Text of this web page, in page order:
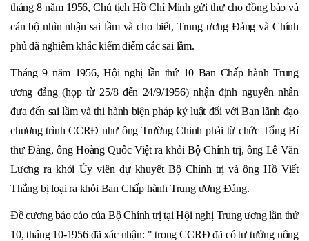
tháng 8 năm 1956, Chủ tịch Hồ Chí Minh gửi thư cho đồng bào và
cán bộ nhìn nhận sai lầm và cho biết, Trung ương Đảng và Chính
phủ đã nghiêm khắc kiểm điểm các sai lầm.
Tháng 9 năm 1956, Hội nghị lần thứ 10 Ban Chấp hành Trung
ương đảng (họp từ 25/8 đến 24/9/1956) nhận định nguyên nhân
đưa đến sai lầm và thi hành biện pháp kỷ luật đối với Ban lãnh đạo
chương trình CCRĐ như ông Trường Chinh phải từ chức Tổng Bí
thư Đảng, ông Hoàng Quốc Việt ra khỏi Bộ Chính trị, ông Lê Văn
Lương ra khỏi Ủy viên dự khuyết Bộ Chính trị và ông Hồ Viết
Thắng bị loại ra khỏi Ban Chấp hành Trung ương Đảng.
Đề cương báo cáo của Bộ Chính trị tại Hội nghị Trung ương lần thứ
10, tháng 10-1956 đã xác nhận: " trong CCRĐ đã có tư tưởng nông